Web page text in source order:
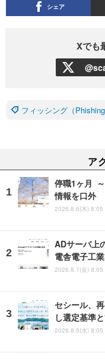
シェア
Xでも
フィッシング（Phishing
ア
停職1ヶ月
情報を口外
2026.8.6(木) 8:05
ADサーバ上
電舎電子工
2026.8.7(金) 8:05
セシール、
し選定基準
2026.8.5(水) 8:05